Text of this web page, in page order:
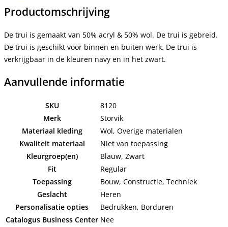
Productomschrijving
De trui is gemaakt van 50% acryl & 50% wol. De trui is gebreid.
De trui is geschikt voor binnen en buiten werk. De trui is
verkrijgbaar in de kleuren navy en in het zwart.
Aanvullende informatie
SKU
8120
Merk
Storvik
Materiaal kleding
Wol, Overige materialen
Kwaliteit materiaal
Niet van toepassing
Kleurgroep(en)
Blauw, Zwart
Fit
Regular
Toepassing
Bouw, Constructie, Techniek
Geslacht
Heren
Personalisatie opties
Bedrukken, Borduren
Catalogus Business Center Nee